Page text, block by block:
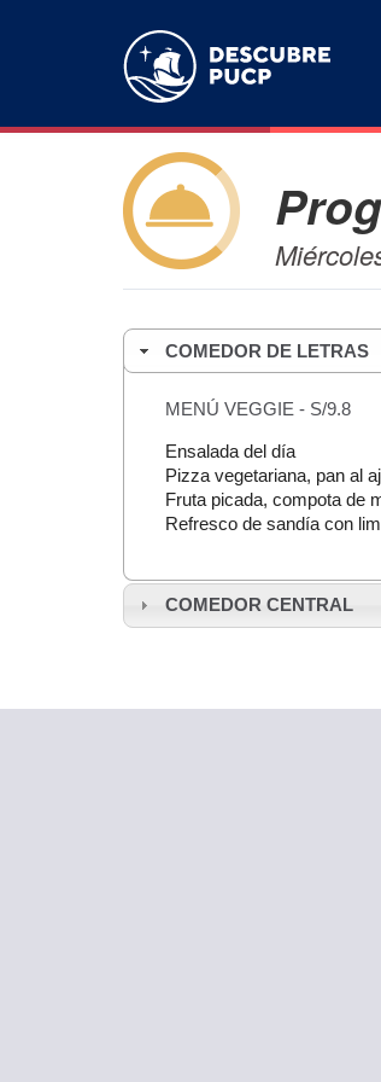
COMEDOR DE LETRAS
MENÚ VEGGIE - S/9.8
Ensalada del día
Pizza vegetariana, pan al
Fruta picada, compota de
Refresco de sandía con
COMEDOR CENTRAL